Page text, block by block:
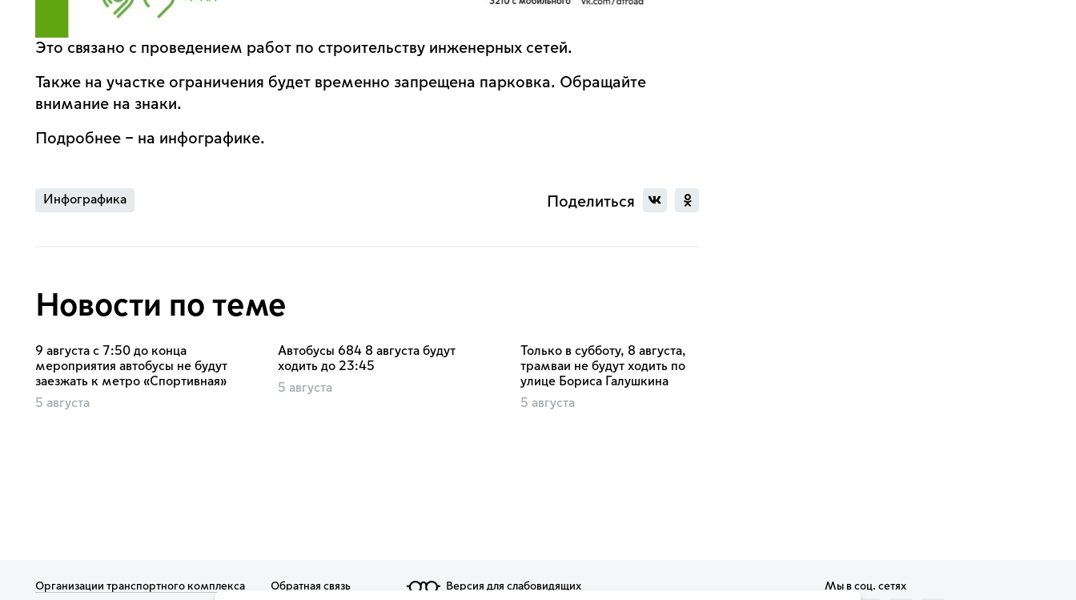
Это связано с проведением работ по строительству инженерных сетей.
Также на участке ограничения будет временно запрещена парковка. Обращайте
внимание на знаки.
Подробнее – на инфографике.
Инфографика Поделиться
Новости по теме
9 августа с 7:50 до конца
мероприятия автобусы не будут
заезжать к метро «Спортивная»
5 августа
Автобусы 684 8 августа будут
ходить до 23:45
5 августа
Только в субботу, 8 августа,
трамваи не будут ходить по
улице Бориса Галушкина
5 августа
Организации транспортного комплекса Обратная связь Версия для слабовидящих Мы в соц. сетях